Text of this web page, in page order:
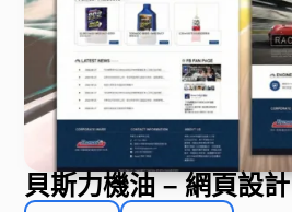
貝斯力機油 – 網頁設計